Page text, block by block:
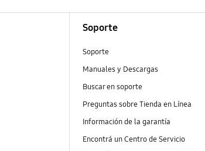
Soporte
Soporte
Manuales y Descargas
Buscar en soporte
Preguntas sobre Tienda en Línea
Información de la garantía
Encontrá un Centro de Servicio